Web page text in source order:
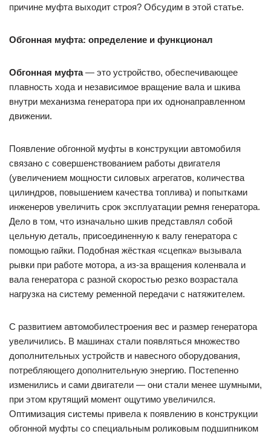
причине муфта выходит строя? Обсудим в этой статье.
Обгонная муфта: определение и функционал
Обгонная муфта— это устройство, обеспечивающее
плавность хода и независимое вращение вала и шкива
внутри механизма генератора при их однонаправленном
движении.
Появление обгонной муфты в конструкции автомобиля
связано с совершенствованием работы двигателя
(увеличением мощности силовых агрегатов, количества
цилиндров, повышением качества топлива) и попытками
инженеров увеличить срок эксплуатации ремня генератора.
Дело в том, что изначально шкив представлял собой
цельную деталь, присоединенную к валу генератора с
помощью гайки. Подобная жёсткая «сцепка» вызывала
рывки при работе мотора, а из-за вращения коленвала и
вала генератора с разной скоростью резко возрастала
нагрузка на систему ременной передачи с натяжителем.
С развитием автомобилестроения вес и размер генератора
увеличились. В машинах стали появляться множество
дополнительных устройств и навесного оборудования,
потребляющего дополнительную энергию. Постепенно
изменились и сами двигатели — они стали менее шумными,
при этом крутящий момент ощутимо увеличился.
Оптимизация системы привела к появлению в конструкции
обгонной муфты со специальным роликовым подшипником